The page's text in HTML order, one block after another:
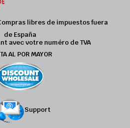
Compras libres de impuestos fuera
de España
avec votre numéro de TVA
AL POR MAYOR
Support